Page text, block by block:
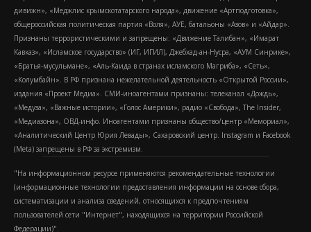
дивижн», «Меджлис крымскотатарского народа», движение «Артподготовка»,
общероссийская политическая партия «Воля», АУЕ, батальоны «Азов» и «Айдар».
Признаны террористическими и запрещены: «Движение Талибан», «Имарат
Кавказ», «Исламское государство» (ИГ, ИГИЛ), Джебхад-ан-Нусра, «АУМ Синрике»,
«Братья-мусульмане», «Аль-Каида в странах исламского Магриба», «Сеть»,
«Колумбайн». В РФ признана нежелательной деятельность «Открытой России»,
издания «Проект Медиа». СМИ-иноагентами признаны: телеканал «Дождь»,
«Медуза», «Важные истории», «Голос Америки», радио «Свобода», The Insider,
«Медиазона», ОВД-инфо. Иноагентами признаны общество/центр «Мемориал»,
«Аналитический Центр Юрия Левады», Сахаровский центр. Instagram и Facebook
(Metа) запрещены в РФ за экстремизм.
"На информационном ресурсе применяются рекомендательные технологии
(информационные технологии предоставления информации на основе сбора,
систематизации и анализа сведений, относящихся к предпочтениям
пользователей сети "Интернет", находящихся на территории Российской
Федерации)".